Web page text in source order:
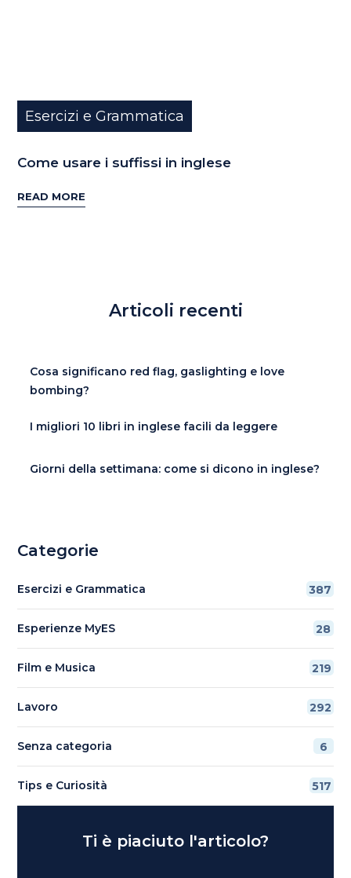
Esercizi e Grammatica
Come usare i suffissi in inglese
READ MORE
Articoli recenti
Cosa significano red flag, gaslighting e love
bombing?
I migliori 10 libri in inglese facili da leggere
Giorni della settimana: come si dicono in inglese?
Categorie
Esercizi e Grammatica 387
Esperienze MyES 28
Film e Musica 219
Lavoro 292
Senza categoria 6
Tips e Curiosità 517
Ti è piaciuto l'articolo?